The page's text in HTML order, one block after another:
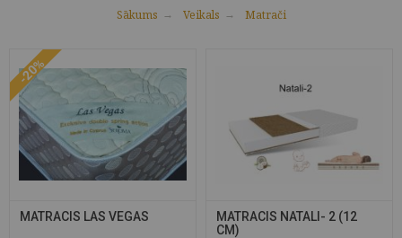
Sākums Veikals Matrači
-20%
MATRACIS LAS VEGAS
MATRACIS NATALI- 2 (12
CM)